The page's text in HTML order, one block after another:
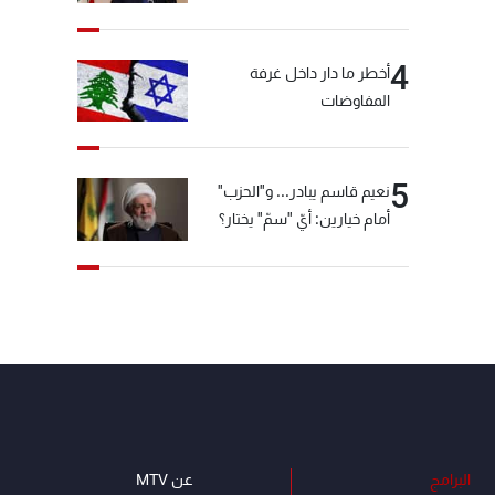
4أخطر ما دار داخل غرفة
المفاوضات
5نعيم قاسم يبادر... و"الحزب"
أمام خيارين: أيّ "سمّ" يختار؟
البرامج عن MTV